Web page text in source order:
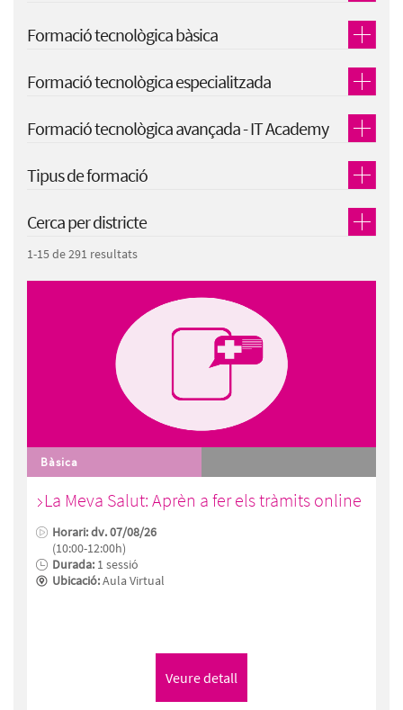
Formació tecnològica bàsica
Formació tecnològica especialitzada
Formació tecnològica avançada - IT Academy
Tipus de formació
Cerca per districte
1-15 de 291 resultats
Bàsica
La Meva Salut: Aprèn a fer els tràmits online
Horari: dv. 07/08/26
(10:00-12:00h)
Durada: 1 sessió
Ubicació:Aula Virtual